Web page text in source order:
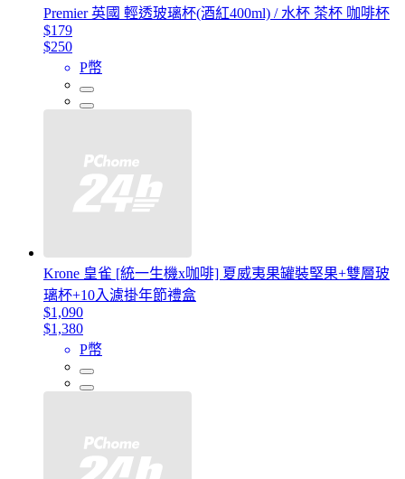
Premier 英國 輕透玻璃杯(酒紅400ml) / 水杯 茶杯 咖啡杯
$179
$250
P幣
Krone 皇雀 [統一生機x咖啡] 夏威夷果罐裝堅果+雙層玻
璃杯+10入濾掛年節禮盒
$1,090
$1,380
P幣